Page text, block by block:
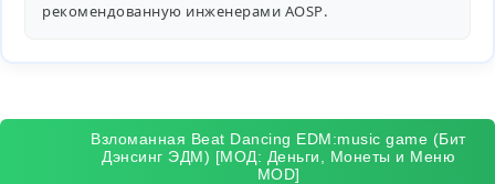
рекомендованную инженерами AOSP.
Взломанная Beat Dancing EDM:music game (Бит
Дэнсинг ЭДМ) [МОД: Деньги, Монеты и Меню
MOD]